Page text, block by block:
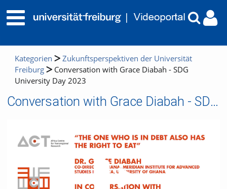
Kategorien
Zukunftsperspektiven der Universität
Freiburg
Conversation with Grace Diabah - SDG
University Day 2023
Conversation with Grace Diabah - SDG University Day 2023